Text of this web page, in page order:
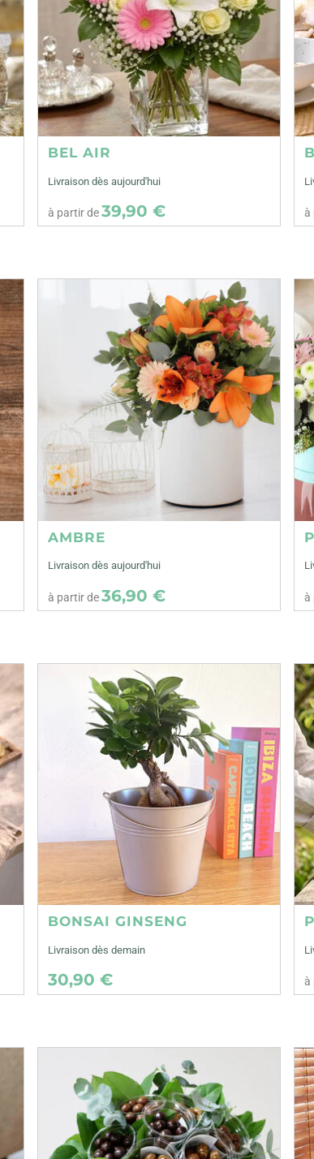
BEL AIR
Livraison dès aujourd'hui
à partir de39,90 € à
AMBRE
Livraison dès aujourd'hui
à partir de36,90 € à
BONSAI GINSENG
Livraison dès demain
30,90 € à